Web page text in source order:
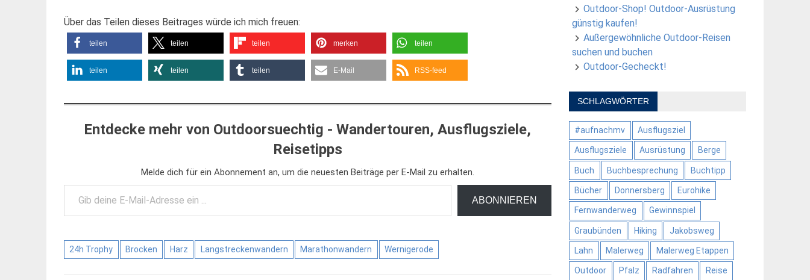
Über das Teilen dieses Beitrages würde ich mich freuen:
teilen teilen teilen merken teilen
teilen teilen teilen E-Mail RSS-feed
Entdecke mehr von Outdoorsuechtig - Wandertouren, Ausflugsziele,
Reisetipps
Melde dich für ein Abonnement an, um die neuesten Beiträge per E-Mail zu erhalten.
Gib deine E-Mail-Adresse ein ...
ABONNIEREN
24h Trophy Brocken Harz Langstreckenwandern Marathonwandern Wernigerode
Outdoor-Shop! Outdoor-Ausrüstung
günstig kaufen!
Außergewöhnliche Outdoor-Reisen
suchen und buchen
Outdoor-Gecheckt!
SCHLAGWÖRTER
#aufnachmv Ausflugsziel
Ausflugsziele Ausrüstung Berge
Buch Buchbesprechung Buchtipp
Bücher Donnersberg Eurohike
Fernwanderweg Gewinnspiel
Graubünden Hiking Jakobsweg
Lahn Malerweg Malerweg Etappen
Outdoor Pfalz Radfahren Reise